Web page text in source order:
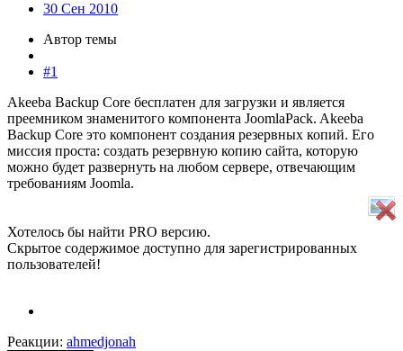
30 Сен 2010
Автор темы
#1
Akeeba Backup Core бесплатен для загрузки и является
преемником знаменитого компонента JoomlaPack. Akeeba
Backup Core это компонент создания резервных копий. Его
миссия проста: создать резервную копию сайта, которую
можно будет развернуть на любом сервере, отвечающим
требованиям Joomla.
Хотелось бы найти PRO версию.
Скрытое содержимое доступно для зарегистрированных
пользователей!
Реакции: ahmedjonah